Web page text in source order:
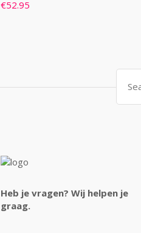
€52.95
Search
for:
Heb je vragen? Wij helpen je
graag.